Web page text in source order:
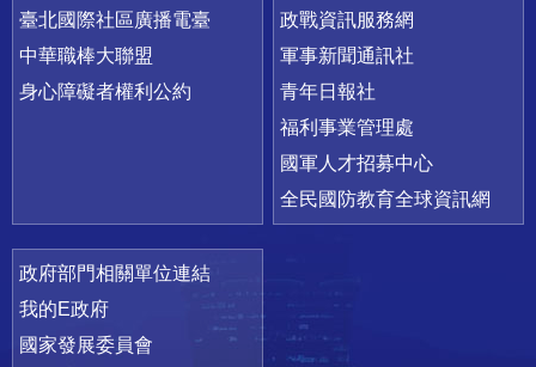
臺北國際社區廣播電臺
中華職棒大聯盟
身心障礙者權利公約
政戰資訊服務網
軍事新聞通訊社
青年日報社
福利事業管理處
國軍人才招募中心
全民國防教育全球資訊網
政府部門相關單位連結
我的E政府
國家發展委員會